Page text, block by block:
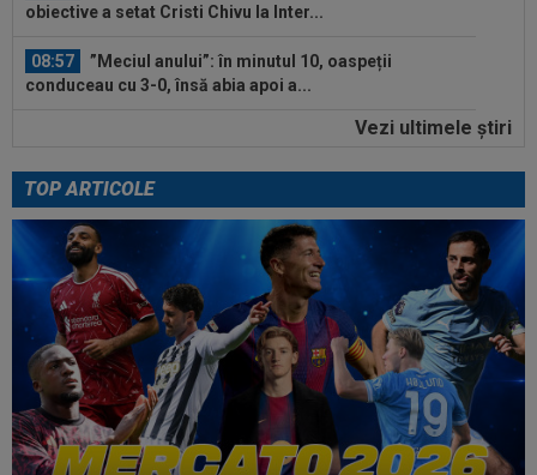
obiective a setat Cristi Chivu la Inter...
08:57
”Meciul anului”: în minutul 10, oaspeții
conduceau cu 3-0, însă abia apoi a...
După 1.085 de zile! Adrian Mazilu a dat primul
08:43
Universitatea Craiova - FC Argeș, LIVE VIDEO,
21:30, DGS 1. Un jucător a plecat...
09:48
Giovanni Becali l-a propus pe Ștefan Baiaram în
Serie A
09:47 EXCLUSIV
Florin Prunea a dezvăluit cum l-a
convins Ioan Varga pe Marius Șumudică să o...
09:47
A anunțat că prietena lui a murit, dar aceasta
nici nu exista. Toată țara a râs...
Vezi ultimele ştiri
TOP ARTICOLE